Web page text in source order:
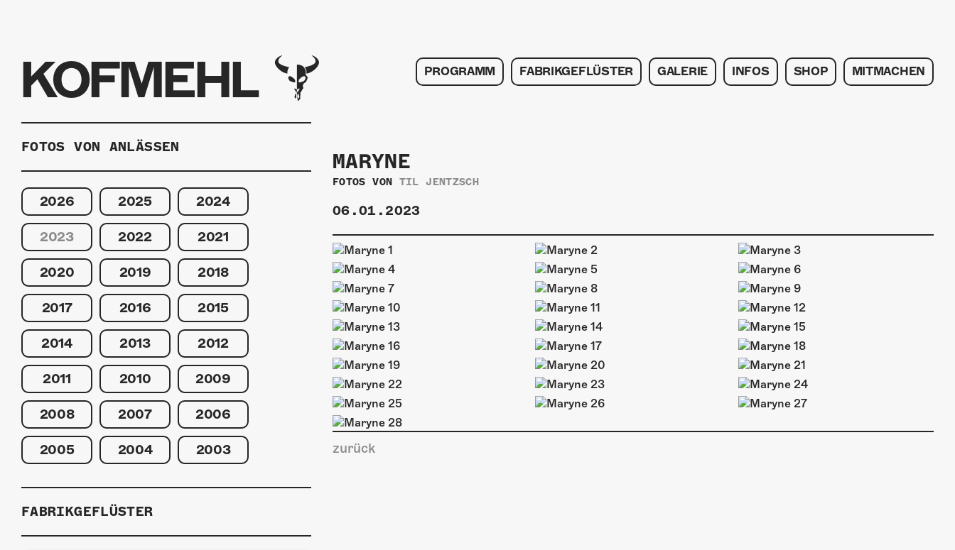
KOFMEHL PROGRAMM FABRIKGEFLÜSTER GALERIE INFOS SHOP MITMACHEN
MARYNE
FOTOS VON TIL JENTZSCH
06.01.2023
zurück
FOTOS VON ANLÄSSEN
2026 2025 2024
2023 2022 2021
2020 2019 2018
2017 2016 2015
2014 2013 2012
2011 2010 2009
2008 2007 2006
2005 2004 2003
FABRIKGEFLÜSTER